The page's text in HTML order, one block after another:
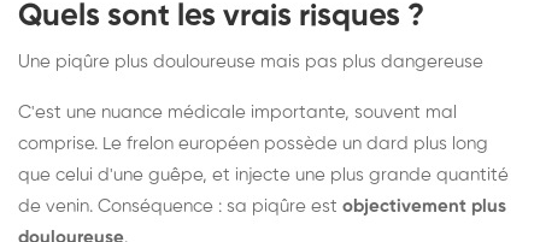
Quels sont les vrais risques ?
Une piqûre plus douloureuse mais pas plus dangereuse
C'est une nuance médicale importante, souvent mal
comprise. Le frelon européen possède un dard plus long
que celui d'une guêpe, et injecte une plus grande quantité
de venin. Conséquence : sa piqûre est objectivement plus
douloureuse.